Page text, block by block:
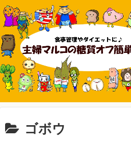
ゴボウ